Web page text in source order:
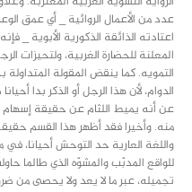
عدد من الأعمال الروائية _ أي عمق
اعتادته الذائقة الذكورية الأبوية _
المعلنة للحضارة الغربية، ولتحيزات
التمويه. كما ينقض المقولة
الدوام، لأن هذا الرجل أو الذكر بدا
عن أنه يميط اللثام عن حقيقة إسهام
منه. وأخيرا فقد أظهر هذا القسم
واللغة العارية حد التوحش أحيانا،
للواقع المدبّب والمشوّه الذي طالما
تجميله، عبر ما لا يعد ولا يحصى من